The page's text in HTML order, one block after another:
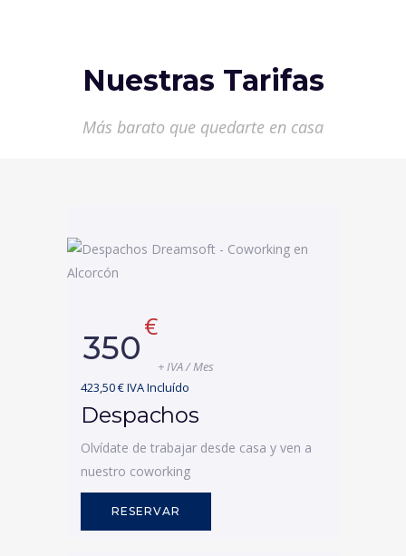
Nuestras Tarifas
Más barato que quedarte en casa
350
€
+ IVA / Mes
423,50 € IVA Incluído
Despachos
Olvídate de trabajar desde casa y ven a
nuestro coworking
RESERVAR